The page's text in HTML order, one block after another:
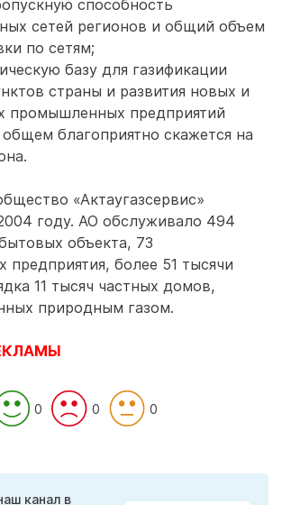
способность
сетей регионов и общий объем
по сетям;
базу для газификации
страны и развития новых и
промышленных предприятий
благоприятно скажется на
«Актаугазсервис»
году. АО обслуживало 494
объекта, 73
более 51 тысячи
11 тысяч частных домов,
природным газом.
0 0 0
канал в